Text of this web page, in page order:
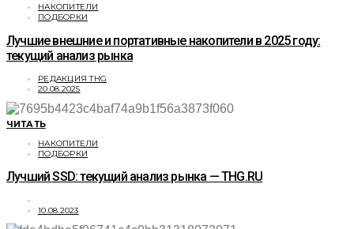
НАКОПИТЕЛИ
ПОДБОРКИ
Лучшие внешние и портативные накопители в 2025 году:
текущий анализ рынка
РЕДАКЦИЯ THG
20.08.2025
ЧИТАТЬ
НАКОПИТЕЛИ
ПОДБОРКИ
Лучший SSD: текущий анализ рынка — THG.RU
10.08.2023